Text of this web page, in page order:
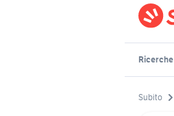
Ricerche
Subito